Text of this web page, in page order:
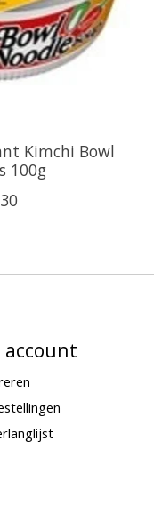
Kimchi Bowl
100g
account